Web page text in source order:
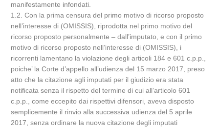
manifestamente infondati.
1.2. Con la prima censura del primo motivo di ricorso proposto
nell’interesse di (OMISSIS), riprodotta nel primo motivo del
ricorso proposto personalmente – dall’imputato, e con il primo
motivo di ricorso proposto nell’interesse di (OMISSIS), i
ricorrenti lamentano la violazione degli articoli 184 e 601 c.p.p.,
poiche’ la Corte d’appello all’udienza del 15 marzo 2017, preso
atto che la citazione agli imputati per il giudizio era stata
notificata senza il rispetto del termine di cui all’articolo 601
c.p.p., come eccepito dai rispettivi difensori, aveva disposto
semplicemente il rinvio alla successiva udienza del 5 aprile
2017, senza ordinare la nuova citazione degli imputati